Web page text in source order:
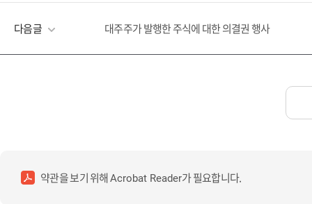
다음글 대주주가 발행한 주식에 대한 의결권 행사
약관을 보기 위해Acrobat Reader가 필요합니다.